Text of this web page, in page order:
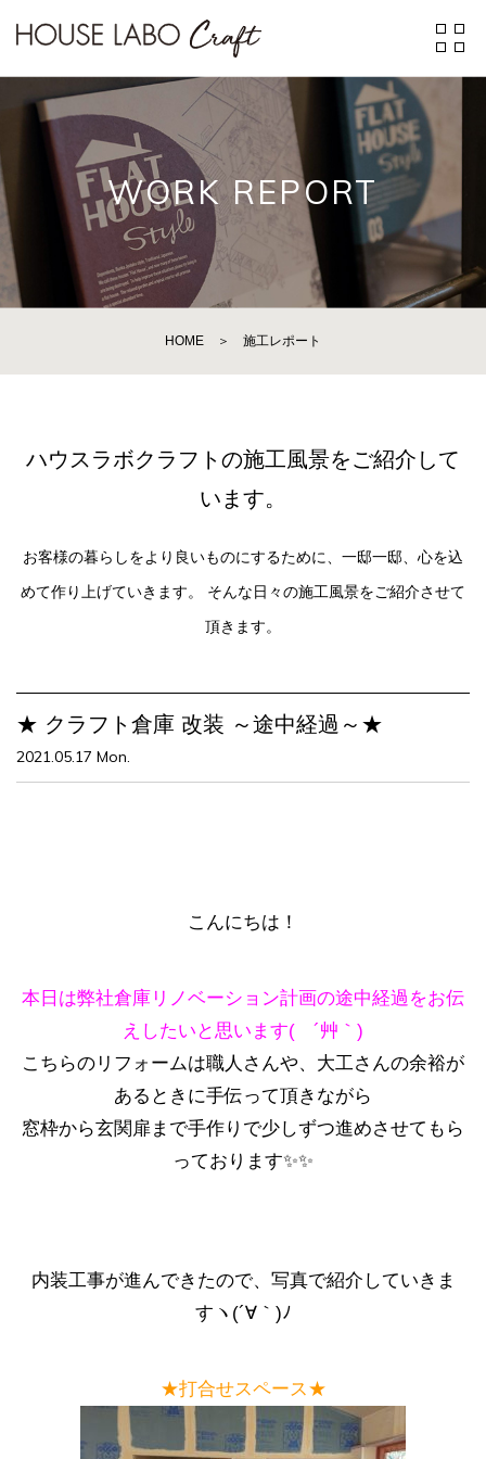
WORK REPORT
HOME ＞ 施工レポート
ハウスラボクラフトの施工風景をご紹介して
います。
お客様の暮らしをより良いものにするために、一邸一邸、心を込
めて作り上げていきます。
そんな日々の施工風景をご紹介させて
頂きます。
★ クラフト倉庫 改装 ～途中経過～★
2021.05.17 Mon.
こんにちは！
本日は弊社倉庫リノベーション計画の途中経過をお伝
えしたいと思います( ´艸｀)
こちらのリフォームは職人さんや、大工さんの余裕が
あるときに手伝って頂きながら
窓枠から玄関扉まで手作りで少しずつ進めさせてもら
っております✨✨
内装工事が進んできたので、写真で紹介していきま
すヽ(´∀｀)ﾉ
★打合せスペース★